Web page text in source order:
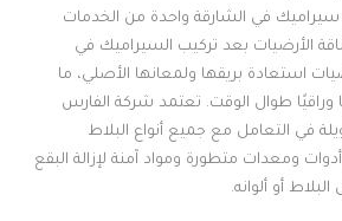
سيراميك في الشارقة واحدة من الخدمات
الأرضيات بعد تركيب السيراميك في
استعادة بريقها ولمعانها الأصلي، ما
وراقيًا طوال الوقت. تعتمد شركة الفارس
في التعامل مع جميع أنواع البلاط
ومعدات متطورة ومواد آمنة لإزالة البقع
أو ألوانه.